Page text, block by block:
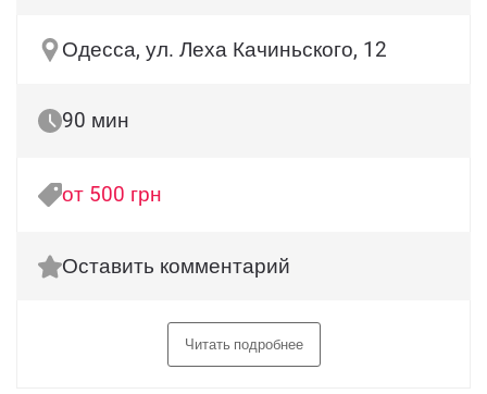
Одесса, ул. Леха Качиньского, 12
90 мин
от 500 грн
Оставить комментарий
Читать подробнее